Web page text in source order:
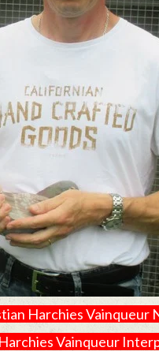
Harchies Vainqueur
Vainqueur